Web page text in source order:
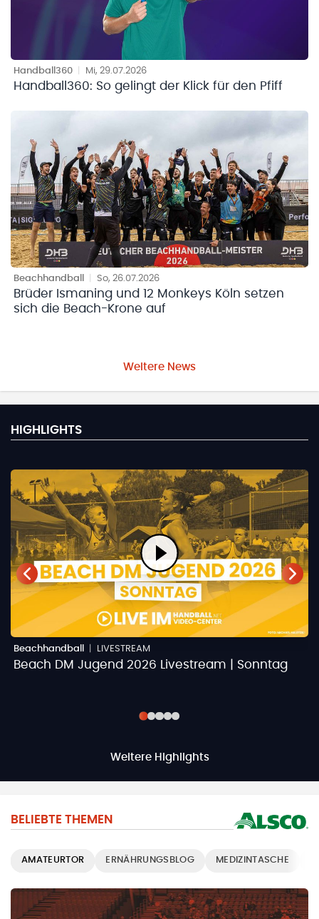
Handball360 Mi, 29.07.2026
Handball360: So gelingt der Klick für den Pfiff
Beachhandball So, 26.07.2026
Brüder Ismaning und 12 Monkeys Köln setzen
sich die Beach-Krone auf
Weitere News
HIGHLIGHTS
Beachhandball LIVESTREAM
Beach DM Jugend 2026 Livestream | Sonntag
Weitere Highlights
BELIEBTE THEMEN
AMATEURTOR ERNÄHRUNGSBLOG MEDIZINTASCHE